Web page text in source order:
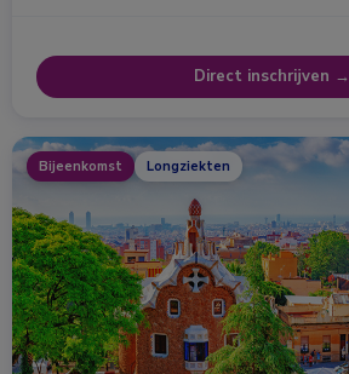
Direct inschrijven →
Bijeenkomst Longziekten